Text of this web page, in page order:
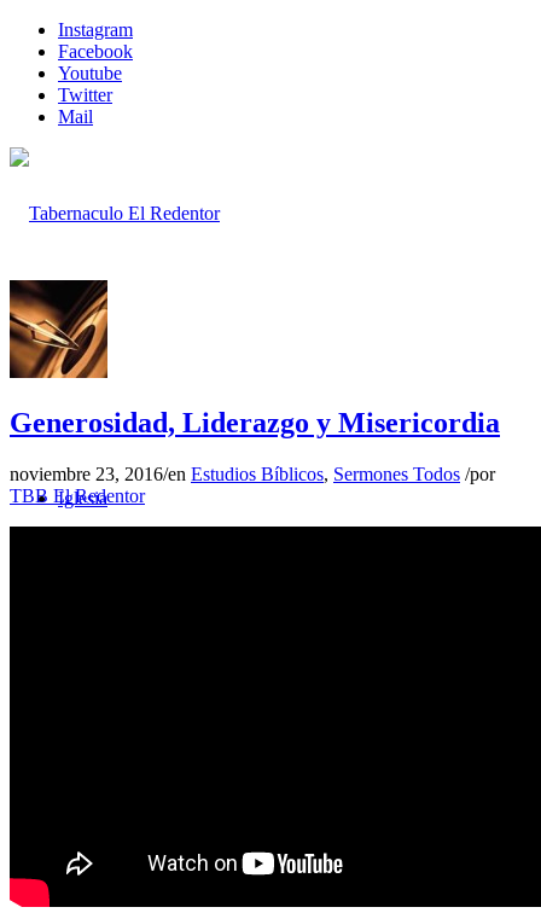
Instagram
Facebook
Youtube
Twitter
Mail
Inicio
Iglesia
Generosidad, Liderazgo y Misericordia
noviembre 23, 2016/en Estudios Bíblicos, Sermones Todos /por
TBB El Redentor